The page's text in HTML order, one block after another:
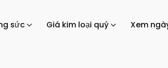
sức Giá kim loại quý Xem